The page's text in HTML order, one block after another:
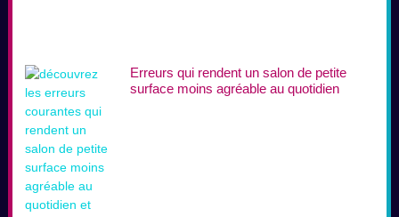
Erreurs qui rendent un salon de petite
surface moins agréable au quotidien